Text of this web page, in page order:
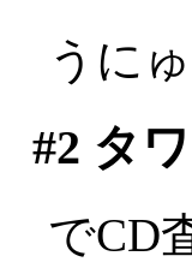
うに
#2 タ
でCD